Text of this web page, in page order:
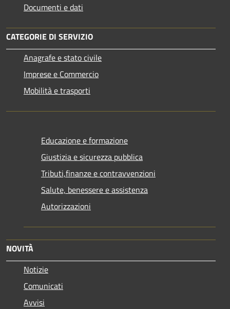
Documenti e dati
CATEGORIE DI SERVIZIO
Anagrafe e stato civile
Imprese e Commercio
Mobilità e trasporti
Educazione e formazione
Giustizia e sicurezza pubblica
Tributi,finanze e contravvenzioni
Salute, benessere e assistenza
Autorizzazioni
NOVITÀ
Notizie
Comunicati
Avvisi